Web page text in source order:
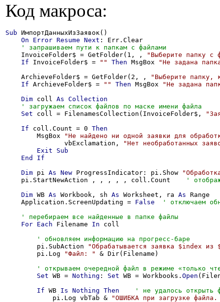
Код макроса:
Sub ИмпортДанныхИзЗаявок()
On
Error Resume Next : Err.Clear
    InvoiceFolder$ = GetFolder(1, ,
"Выберите папку с
If InvoiceFolder$ = "" Then MsgBox
"Не задана
    ArchieveFolder$ = GetFolder(2, ,
"Выберите папку,
If ArchieveFolder$ = "" Then MsgBox
"Не задана
Dim coll As Collection
Set coll = FilenamesCollection(InvoiceFolder$,
If coll.Count = 0 Then
        MsgBox
"Не найдено ни одной заявки для
               vbExclamation,
"Нет необработанных
Exit
Sub
End
If
Dim pi As New ProgressIndicator: pi.Show
    pi.StartNewAction , , , , , coll.Count
Dim WB As Workbook, sh As Worksheet, ra As Range
    Application.ScreenUpdating =
False
For Each Filename In coll
        pi.SubAction
"Обрабатывается заявка $index из
        pi.Log
"Файл: " & Dir(Filename)
Set WB = Nothing : Set WB = Workbooks. Open
If WB Is Nothing Then
            pi.Log vbTab &
"ОШИБКА при загрузке